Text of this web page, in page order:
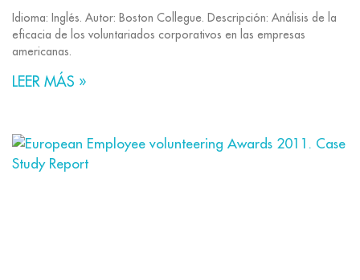
Idioma: Inglés. Autor: Boston Collegue. Descripción: Análisis de la
eficacia de los voluntariados corporativos en las empresas
americanas.
LEER MÁS »